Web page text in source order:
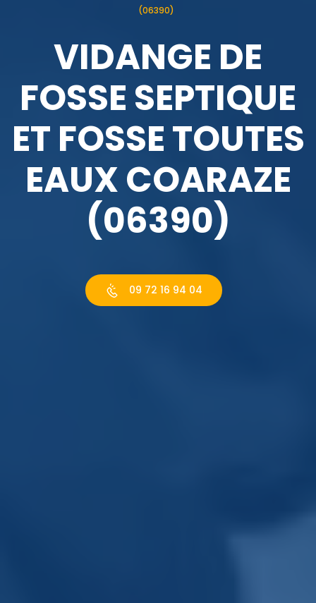
(06390)
VIDANGE DE
FOSSE SEPTIQUE
ET FOSSE TOUTES
EAUX COARAZE
(06390)
09 72 16 94 04